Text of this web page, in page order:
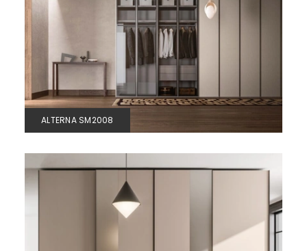
ALTERNA SM2008